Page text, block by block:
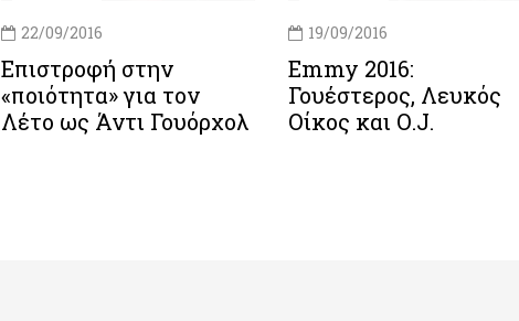
22/09/2016
Επιστροφή στην
«ποιότητα» για τον
Λέτο ως Άντι Γουόρχολ
19/09/2016
Emmy 2016:
Γουέστερος, Λευκός
Οίκος και Ο.J.